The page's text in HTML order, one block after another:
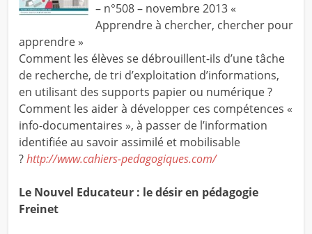
– n°508 – novembre 2013 «
Apprendre à chercher, chercher pour
apprendre »
Comment les élèves se débrouillent-ils d’une tâche
de recherche, de tri d’exploitation d’informations,
en utilisant des supports papier ou numérique ?
Comment les aider à développer ces compétences «
info-documentaires », à passer de l’information
identifiée au savoir assimilé et mobilisable
?http://www.cahiers-pedagogiques.com/
Le Nouvel Educateur : le désir en pédagogie
Freinet